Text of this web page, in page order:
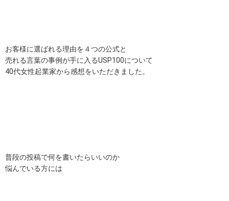
お客様に選ばれる理由を４つの公式と
売れる言葉の事例が手に入るUSP100について
40代女性起業家から感想をいただきました。
普段の投稿で何を書いたらいいのか
悩んでいる方には